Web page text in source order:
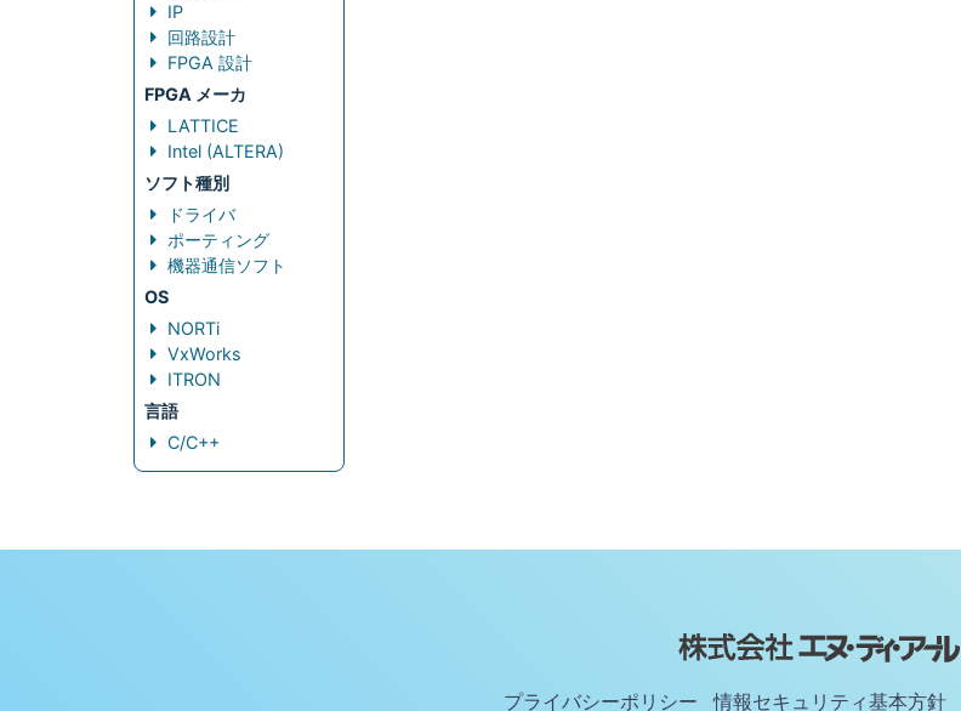
IP
回路設計
FPGA 設計
FPGA メーカ
LATTICE
Intel (ALTERA)
ソフト種別
ドライバ
ポーティング
機器通信ソフト
OS
NORTi
VxWorks
ITRON
言語
C/C++
プライバシーポリシー 情報セキュリティ基本方針